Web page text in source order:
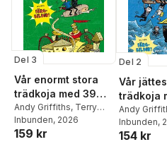
Del 3
Vår enormt stora
trädkoja med 39
våningar: i färg
Andy Griffiths, Terry
Denton
Inbunden, 2026
159 kr
Del 2
Vår
trädkoja
våningar
Andy
Denton
Inbunden,
154 kr